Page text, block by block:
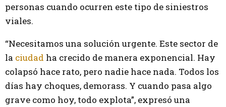
personas cuando ocurren este tipo de siniestros
viales.
“Necesitamos una solución urgente. Este sector de
la ciudad ha crecido de manera exponencial. Hay
colapsó hace rato, pero nadie hace nada. Todos los
días hay choques, demorass. Y cuando pasa algo
grave como hoy, todo explota”, expresó una